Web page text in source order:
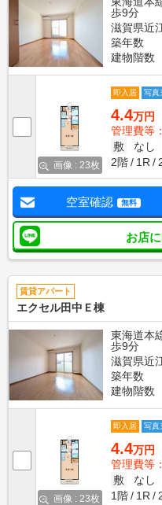
歩9分
滋賀県近
築年数
建物階数
画像 : 23枚
即入居 写真
4.4万円
管理費等
敷
なし
2階
1R
空室確認 無料
お店
賃貸アパート
エクセル田中Ｅ棟
東海道本
歩9分
滋賀県近
築年数
建物階数
画像 : 23枚
即入居 写真
4.4万円
管理費等
敷
なし
1階
1R